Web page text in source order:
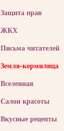
Защита прав
ЖКХ
Письма читателей
Земля-кормилица
Вселенная
Салон красоты
Вкусные рецепты